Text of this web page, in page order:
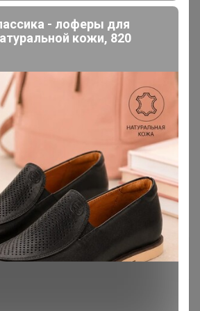
48 листов в клетку
серые листы, МИКС
Орг. 29р
Доставка ≈ 20р
- лоферы для
кожи, 820